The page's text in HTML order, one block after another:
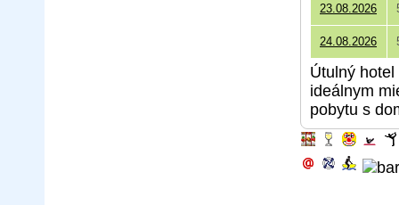
23.08.2026
24.08.2026
Útulný
ideálnym
pobytu s